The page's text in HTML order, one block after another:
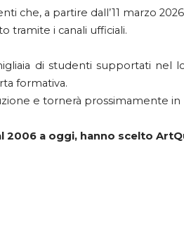
che, a partire dall’11 marzo
tramite i canali ufficiali.
di studenti supportati nel
formativa.
e tornerà prossimamente in
2006 a oggi, hanno scelto